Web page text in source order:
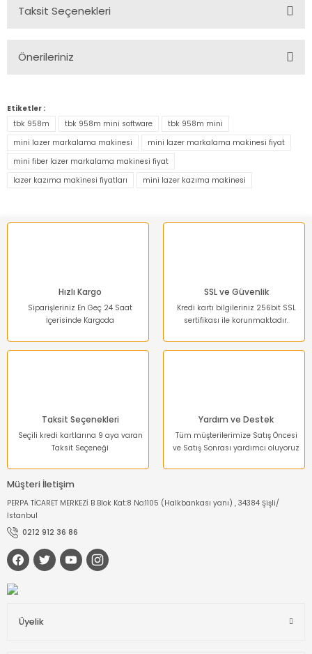
Taksit Seçenekleri
Önerileriniz
konularda yetersiz gördüğünüz noktaları öneri formunu
kullanarak tarafımıza iletebilirsiniz.
Ürün resmi kalitesiz, bozuk veya görüntülenemiyor.
Ürün açıklamasında eksik bilgiler bulunuyor.
Ürün fiyatı diğer sitelerden daha pahalı.
Gönder
Etiketler :
tbk 958m
tbk 958m mini software
tbk 958m mini
mini lazer markalama makinesi
mini lazer markalama makinesi fiyat
mini fiber lazer markalama makinesi fiyat
lazer kazıma makinesi fiyatları
mini lazer kazıma makinesi
Hızlı Kargo
Siparişleriniz En Geç 24 Saat
İçerisinde Kargoda
SSL ve Güvenlik
Kredi kartı bilgileriniz 256bit SSL
sertifikası ile korunmaktadır.
Taksit Seçenekleri
Seçili kredi kartlarına 9 aya varan
Taksit Seçeneği
Yardım ve Destek
Tüm müşterilerimize Satış Öncesi
ve Satış Sonrası yardımcı oluyoruz
Müşteri İletişim
PERPA TİCARET MERKEZİ B Blok Kat:8 No:1105 (Halkbankası yanı) , 34384 Şişli/
İstanbul
0212 912 36 86
Üyelik